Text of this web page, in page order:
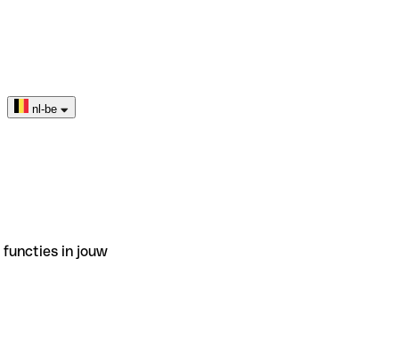
nl-be
in jouw